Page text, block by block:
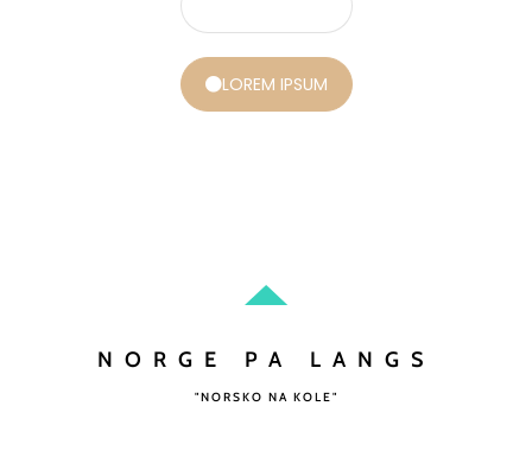
LOREM IPSUM
NORGE PA LANGS
"NORSKO NA KOLE"